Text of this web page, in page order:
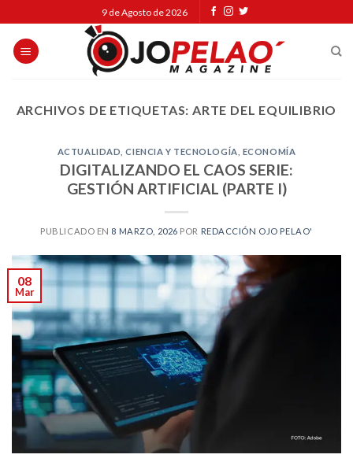
to
content
9 de Agosto de 2026
ARCHIVOS DE ETIQUETAS:ARTE DEL EQUILIBRIO
ACTUALIDAD ,CIENCIA Y TECNOLOGÍA ECONOMÍA
DIGITALIZANDO EL CAOS SERIE:
GESTIÓN ARTIFICIAL (PARTE I)
PUBLICADO EN 8 MARZO, 2026 POR REDACCIÓN OJO PELAO'
08
Mar